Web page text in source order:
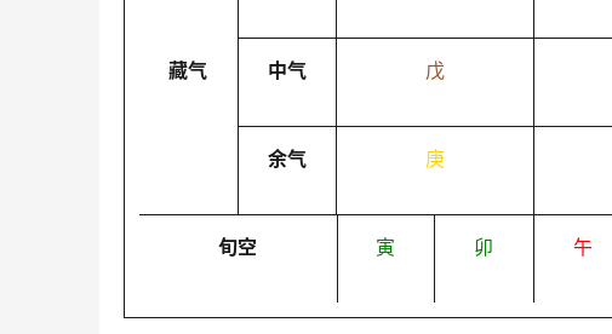
藏气 中气 戊
余气 庚
旬空 寅 卯 午